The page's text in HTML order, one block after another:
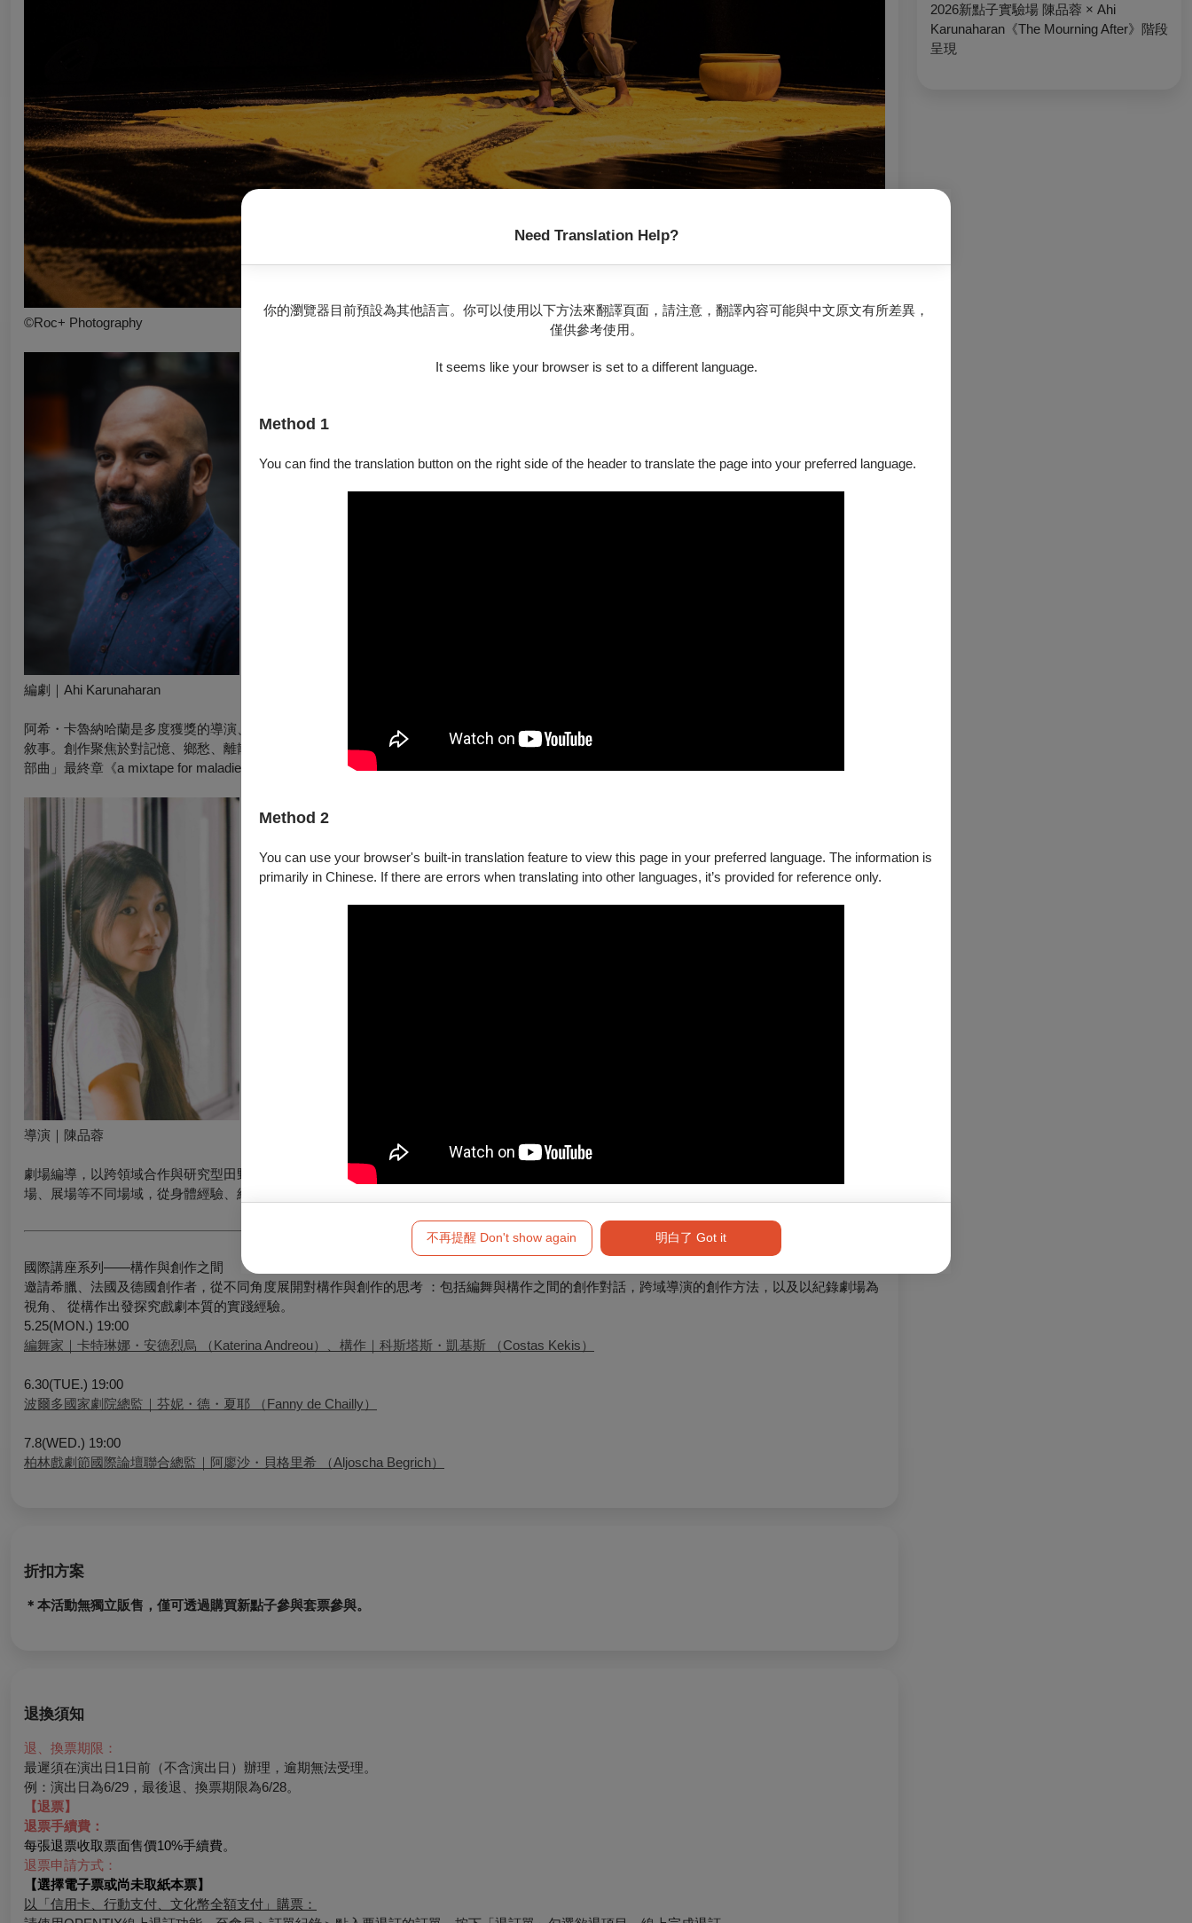
Need Translation Help?
你的瀏覽器目前預設為其他語言。你可以使用以下方法來翻譯頁面，請注意，翻譯內容可能與中文原文有所差異，
僅供參考使用。
It seems like your browser is set to a different language.
Method 1
You can find the translation button on the right side of the header to translate the page into your preferred language.
Method 2
You can use your browser's built-in translation feature to view this page in your preferred language. The information is
primarily in Chinese. If there are errors when translating into other languages, it’s provided for reference only.
不再提醒 Don't show again 明白了 Got it
©Roc+ Photography
編劇｜Ahi Karunaharan
阿希・卡魯納哈蘭是多度獲獎的導演、編劇、戲劇構作、演員與製作人，生於英國，成長於斯里蘭卡與紐西蘭，活躍於劇場與影視並積極推廣南亞
敘事。創作聚焦於對記憶、鄉愁、離散、失落與悲傷的探索。阿希的劇場作品經常於奧克蘭藝術節首演，包括大型史詩作品《Tea》，以及「家園三
部曲」最終章《a mixtape for maladies》。近日獲任命為首屆 Aotearoa Festival of Black Arts的藝術節製作人。
導演｜陳品蓉
劇場編導，以跨領域合作與研究型田野調查作為創作方法，關注地緣之間的連動、世代差異與勞動路徑。作品包括《剩人》、《青春》，呈現於劇
場、展場等不同場域，從身體經驗、經濟條件與社會結構出發，探討當代生活與敘事形式。現為不二容戲劇工作室負責人。
國際講座系列——構作與創作之間
邀請希臘、法國及德國創作者，從不同角度展開對構作與創作的思考 ：包括編舞與構作之間的創作對話，跨域導演的創作方法， 以及以紀錄劇場為
視角、 從構作出發探究戲劇本質的實踐經驗。
5.25(MON.) 19:00
編舞家｜卡特琳娜・安德烈烏 （Katerina Andreou）、構作｜科斯塔斯・凱基斯 （Costas Kekis）
6.30(TUE.) 19:00
波爾多國家劇院總監｜芬妮・德・夏耶 （Fanny de Chailly）
7.8(WED.) 19:00
柏林戲劇節國際論壇聯合總監｜阿廖沙・貝格里希 （Aljoscha Begrich）
折扣方案
＊本活動無獨立販售，僅可透過購買新點子參與套票參與。
退換須知
退、換票期限：
最遲須在演出日1日前（不含演出日）辦理，逾期無法受理。
例：演出日為6/29，最後退、換票期限為6/28。
【退票】
退票手續費：
每張退票收取票面售價10%手續費。
退票申請方式：
【選擇電子票或尚未取紙本票】
以「信用卡、行動支付、文化幣全額支付」購票：
2026新點子實驗場 陳品蓉 × Ahi
Karunaharan《The Mourning After》階段
呈現